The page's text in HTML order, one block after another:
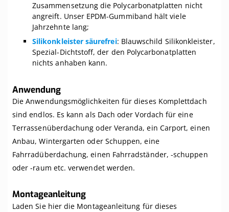
Zusammensetzung die Polycarbonatplatten nicht
angreift. Unser EPDM-Gummiband hält viele
Jahrzehnte lang;
Silikonkleister säurefrei: Blauwschild Silikonkleister,
Spezial-Dichtstoff, der den Polycarbonatplatten
nichts anhaben kann.
Anwendung
Die Anwendungsmöglichkeiten für dieses Komplettdach
sind endlos. Es kann als Dach oder Vordach für eine
Terrassenüberdachung oder Veranda, ein Carport, einen
Anbau, Wintergarten oder Schuppen, eine
Fahrradüberdachung, einen Fahrradständer, -schuppen
oder -raum etc. verwendet werden.
Montageanleitung
Laden Sie hier die Montageanleitung für dieses